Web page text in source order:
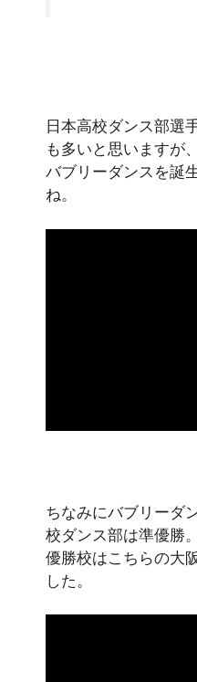
日本高校ダンス部選
も多いと思いますが
バブリーダンスを誕
ね。
ちなみにバブリーダ
校ダンス部は準優勝。
優勝校はこちらの大
した。